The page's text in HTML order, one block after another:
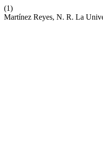
(1)
Martínez Reyes, N. R. La